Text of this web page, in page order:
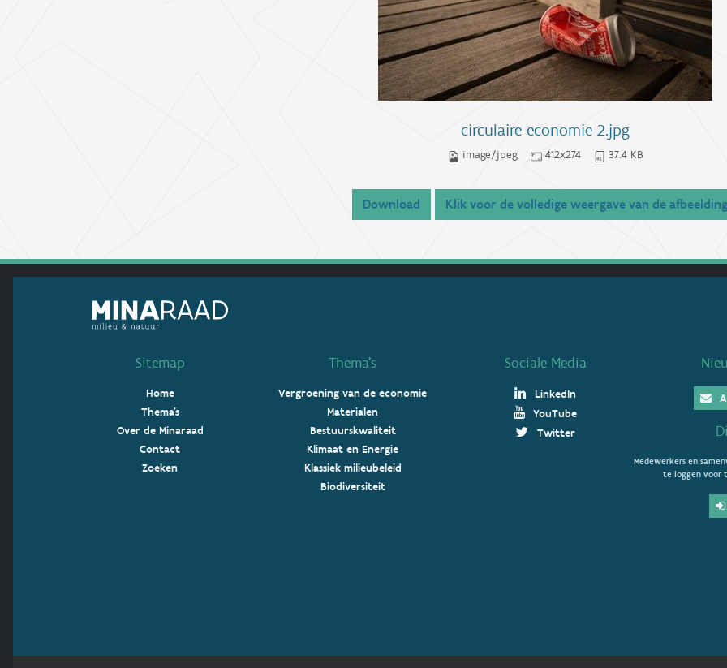
circulaire economie 2.jpg
image/jpeg 412x274 37.4 KB
Download Klik voor de volledige weergave van de afbeelding
Sitemap
Home
Thema's
Over de Minaraad
Contact
Zoeken
Thema’s
Vergroening van de economie
Materialen
Bestuurskwaliteit
Klimaat en Energie
Klassiek milieubeleid
Biodiversiteit
Sociale Media
LinkedIn
YouTube
Twitter
Medewerkers en
te loggen voor